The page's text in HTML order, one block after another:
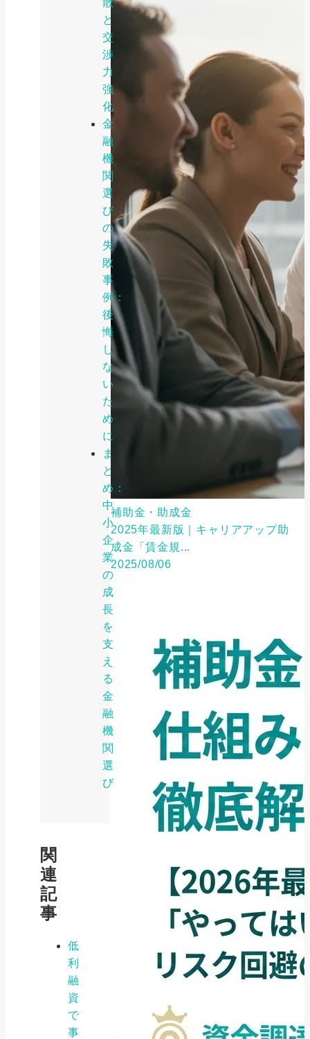
と
交
渉
力
強
化
金
融
機
関
選
び
の
失
敗
事
例：
後
悔
し
な
い
た
め
に
ま
と
め：
中
小
企
業
の
成
長
を
支
え
る
金
融
機
関
選
び
関
連
記
事
低
利
融
資
で
事
補助金・助成金
2025年最新版｜キャリアアップ助
成金「賃金規...
2025/08/06